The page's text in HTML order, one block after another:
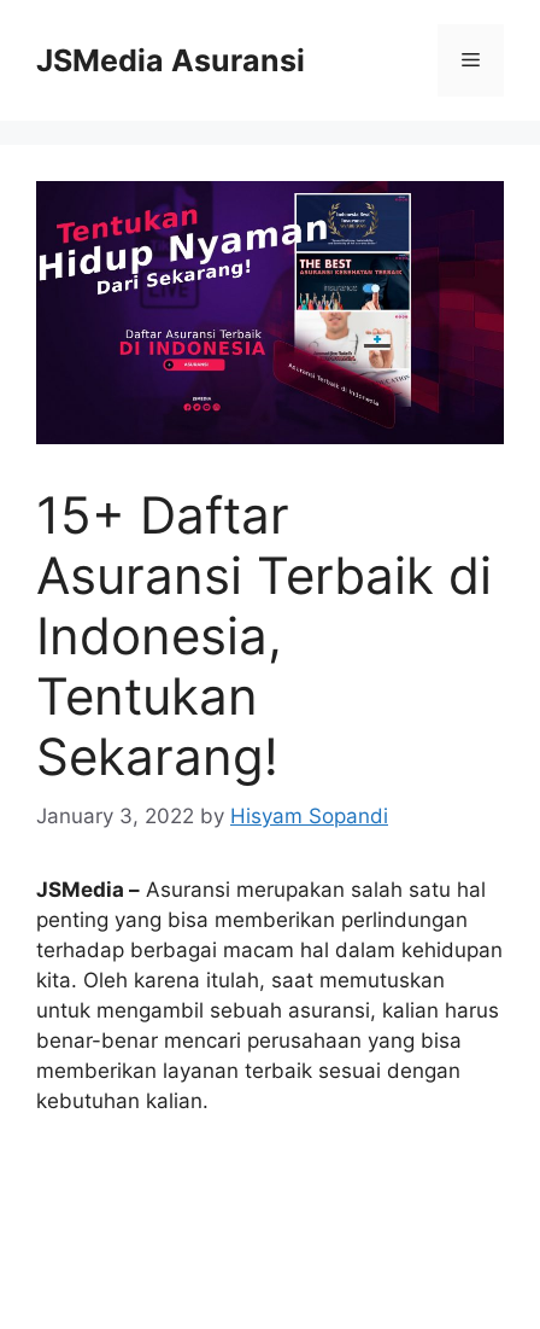
contentJSMedia Asuransi Menu
15+ Daftar
Asuransi Terbaik di
Indonesia,
Tentukan
Sekarang!
January 3, 2022 by Hisyam Sopandi
JSMedia – Asuransi merupakan salah satu hal
penting yang bisa memberikan perlindungan
terhadap berbagai macam hal dalam kehidupan
kita. Oleh karena itulah, saat memutuskan
untuk mengambil sebuah asuransi, kalian harus
benar-benar mencari perusahaan yang bisa
memberikan layanan terbaik sesuai dengan
kebutuhan kalian.